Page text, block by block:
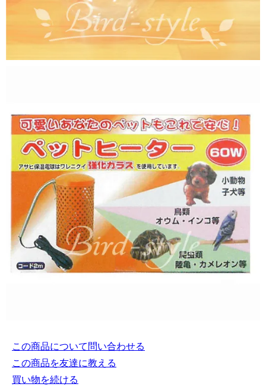
この商品について問い合わせる
この商品を友達に教える
買い物を続ける